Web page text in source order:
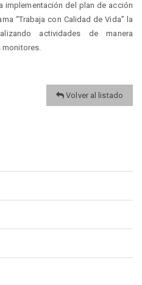
implementación del plan de acción
“Trabaja con Calidad de Vida” la
actividades de manera
monitores.
Volver al listado